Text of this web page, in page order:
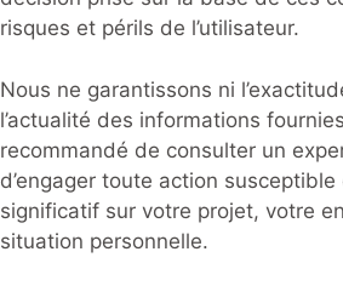
risques et périls de l’utilisateur.
Nous ne garantissons ni
l’actualité des informations
recommandé de consulter un
d’engager toute action susceptible
significatif sur votre projet, votre
situation personnelle.